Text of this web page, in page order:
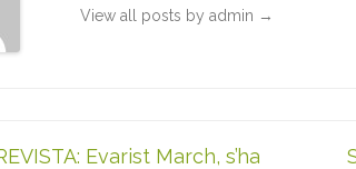
View all posts by admin →
Evarist March, s’ha